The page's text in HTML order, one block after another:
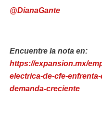
@DianaGante
Encuentre la nota en:
https://expansion.mx/
electrica-de-cfe-
demanda-creciente